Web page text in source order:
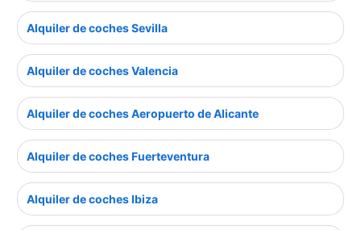
Alquiler de coches Sevilla
Alquiler de coches Valencia
Alquiler de coches Aeropuerto de Alicante
Alquiler de coches Fuerteventura
Alquiler de coches Ibiza